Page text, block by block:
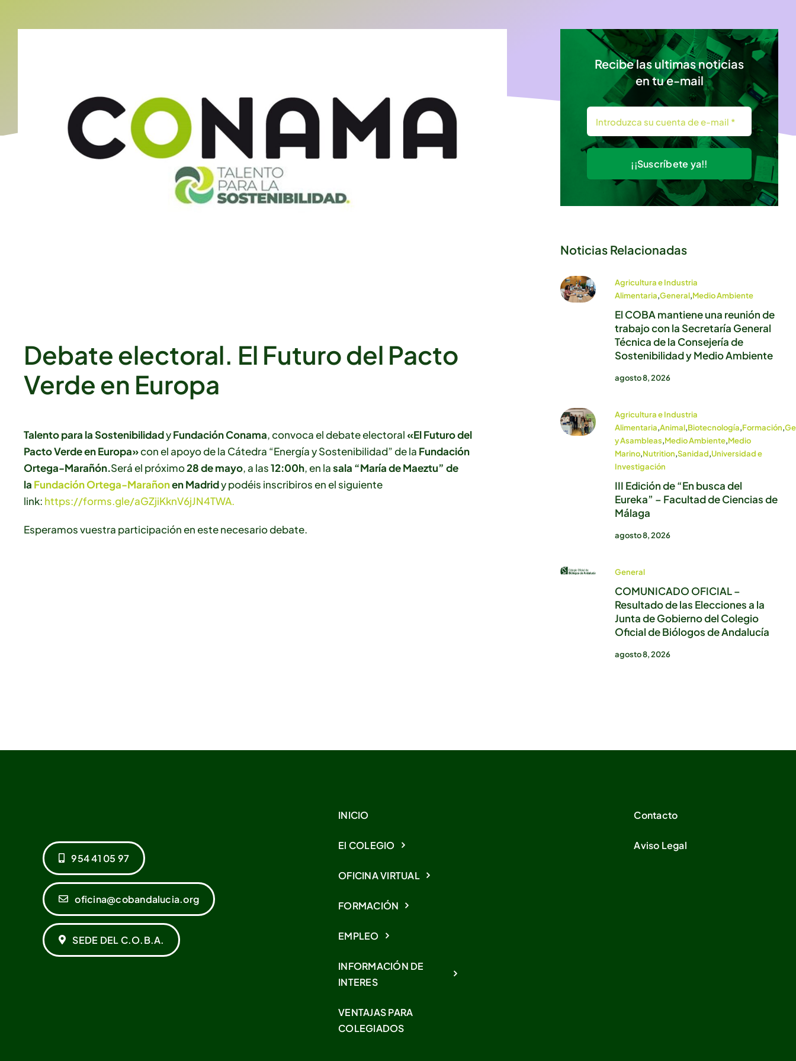
Debate electoral. El Futuro del Pacto
Verde en Europa
Talento para la SostenibilidadyFundación Conama, convoca el debate electoral «El Futuro del
Pacto Verde en Europa»con el apoyo de la Cátedra “Energía y Sostenibilidad” de la Fundación
Ortega-Marañón.Será el próximo28 de mayo, a las12:00h, en lasala “María de Maeztu” de
la Fundación Ortega-Marañonen Madridy podéis inscribiros en el siguiente
link: https://forms.gle/aGZjiKknV6jJN4TWA.
Esperamos vuestra participación en este necesario debate.
Recibe las ultimas noticias
en tu e-mail
¡¡Suscríbete ya!!
Noticias Relacionadas
Agricultura e Industria
Alimentaria,General,Medio Ambiente
El COBA mantiene una reunión de
trabajo con la Secretaría General
Técnica de la Consejería de
Sostenibilidad y Medio Ambiente
agosto 8, 2026
Agricultura e Industria
Alimentaria,Animal,Biotecnología,Formación,
y Asambleas,Medio Ambiente,Medio
Marino,Nutrition,Sanidad,Universidad e
Investigación
III Edición de “En busca del
Eureka” – Facultad de Ciencias de
Málaga
agosto 8, 2026
General
COMUNICADO OFICIAL –
Resultado de las Elecciones a la
Junta de Gobierno del Colegio
Oficial de Biólogos de Andalucía
agosto 8, 2026
954 41 05 97
oficina@cobandalucia.org
SEDE DEL C.O.B.A.
INICIO
El COLEGIO
OFICINA VIRTUAL
FORMACIÓN
EMPLEO
INFORMACIÓN DE
INTERES
VENTAJAS PARA
COLEGIADOS
Contacto
Aviso Legal